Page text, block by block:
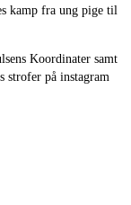
kamp fra ung pige til
Koordinater samt
strofer på instagram